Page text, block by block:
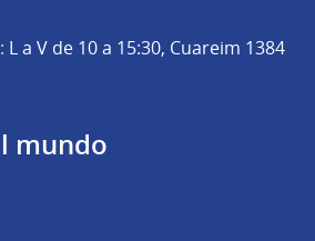
L a V de 10 a 15:30, Cuareim 1384
mundo